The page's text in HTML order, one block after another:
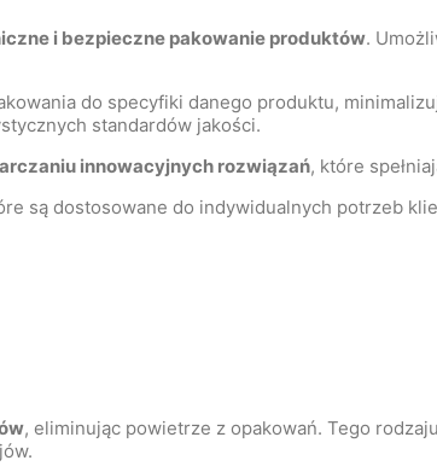
i bezpieczne pakowanie produktów.
do specyfiki danego produktu,
standardów jakości.
innowacyjnych rozwiązań, które
są dostosowane do indywidualnych potrzeb
, eliminując powietrze z opakowań. Tego